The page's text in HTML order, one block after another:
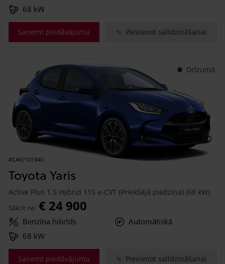
68 kW
Saņemt piedāvājumu Pievienot salīdzināšanai
Drīzumā
#CA67101940
Toyota Yaris
Active Plus 1.5 Hybrid 115 e-CVT (Priekšējā piedziņa) (68 kW)
Sākot no € 24 900
Benzīna hibrīds
Automātiskā
68 kW
Saņemt piedāvājumu Pievienot salīdzināšanai